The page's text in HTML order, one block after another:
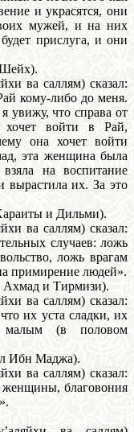
и украсятся, они
мужей, и на них
прислуга, и они
Шейх).
ва саллям) сказал:
кому-либо до меня.
увижу, что справа от
хочет войти в Рай,
она хочет войти
эта женщина была
на воспитание
вырастила их. За это
и Дильми).
ва саллям) сказал:
случаев: ложь
ложь врагам
примирение людей».
Ахмад и Тирмизи).
ва саллям) сказал:
их уста сладки, их
(в половом
Ибн Маджа).
ва саллям) сказал:
благовония